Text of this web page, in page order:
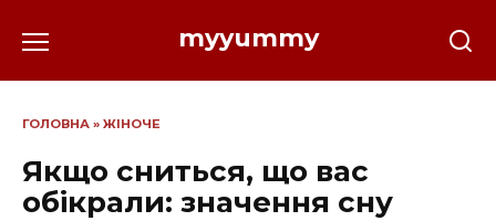
до
myyummy
ГОЛОВНА » ЖІНОЧЕ
Якщо сниться, що вас
обікрали: значення сну